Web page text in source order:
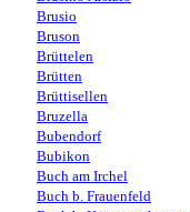
Brusio
Bruson
Brüttelen
Brütten
Brüttisellen
Bruzella
Bubendorf
Bubikon
Buch am Irchel
Buch b. Frauenfeld